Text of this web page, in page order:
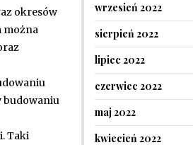
okresów
można
budowaniu
Taki
wrzesień 2022
sierpień 2022
lipiec 2022
czerwiec 2022
maj 2022
kwiecień 2022